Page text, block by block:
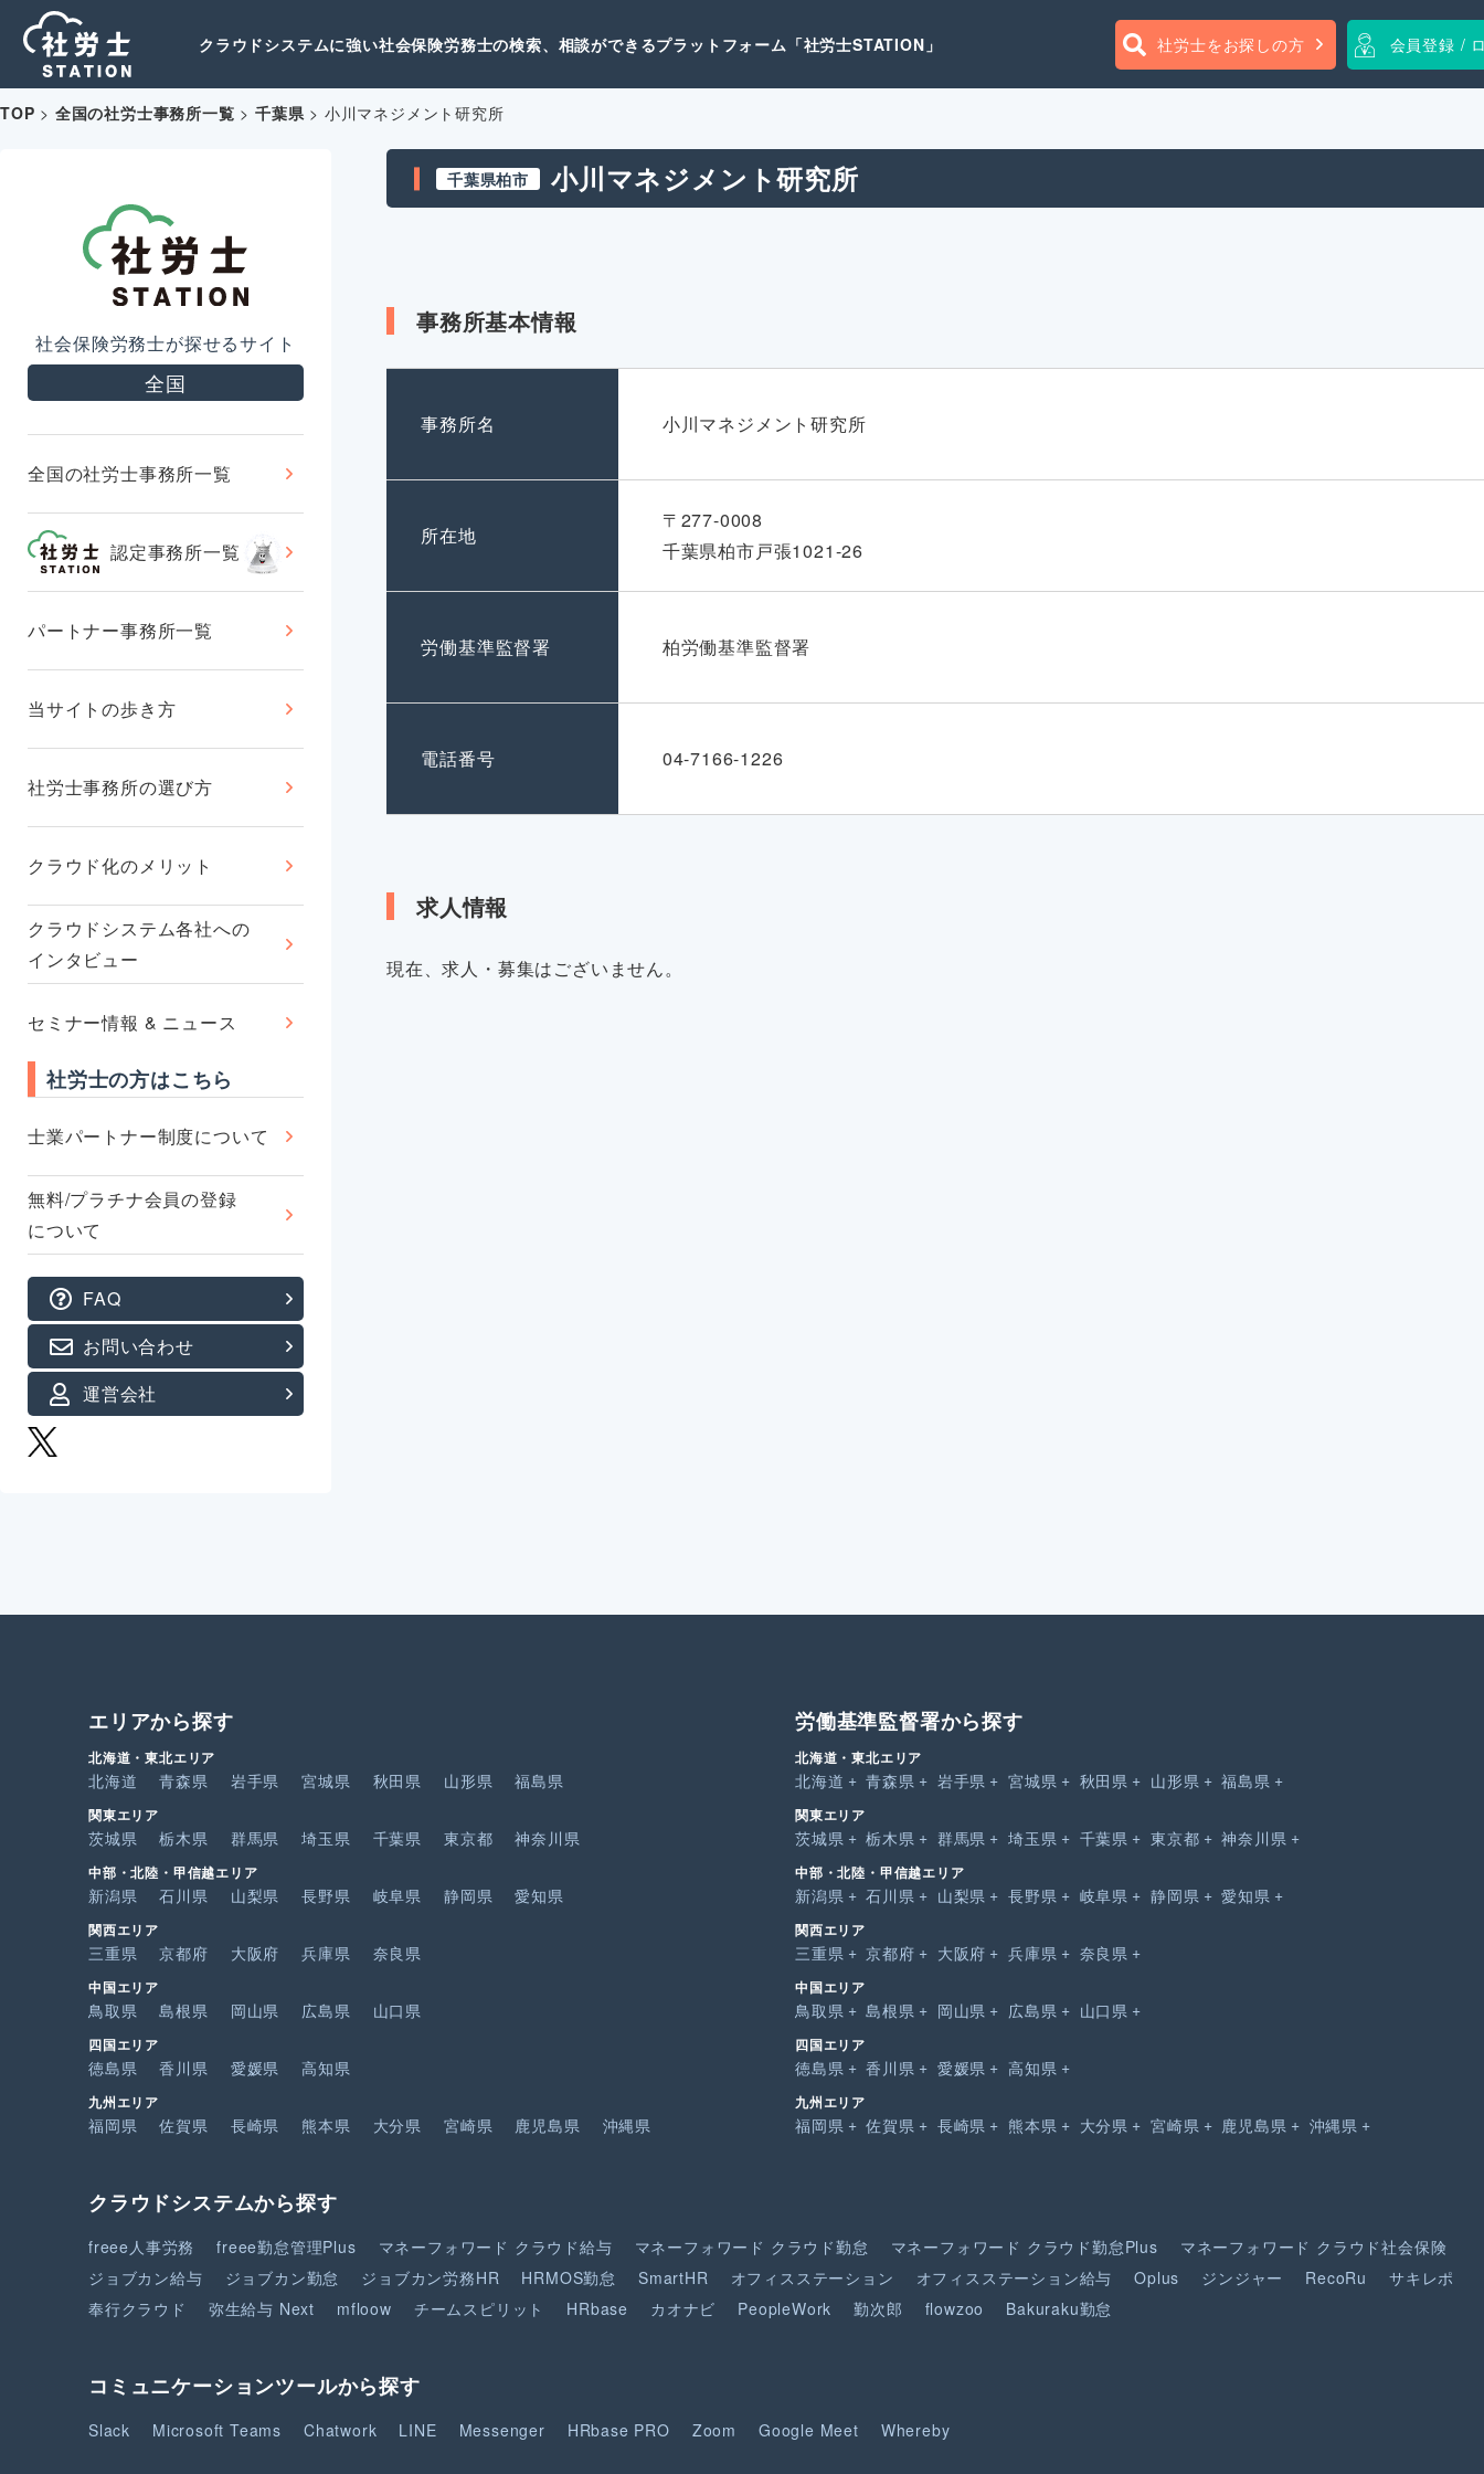
クラウドシステムに強い社会保険労務士の検索、相談ができるプラットフォーム「社労士STATION」 社労士をお探しの方 会員登録 /
TOP > 全国の社労士事務所一覧 >千葉県> 小川マネジメント研究所
社会保険労務士が探せるサイト
全国
全国の社労士事務所一覧
認定事務所一覧
パートナー事務所一覧
当サイトの歩き方
社労士事務所の選び方
クラウド化のメリット
クラウドシステム各社への
インタビュー
セミナー情報 & ニュース
社労士の方はこちら
士業パートナー制度について
無料/プラチナ会員の登録
について
FAQ
お問い合わせ
運営会社
千葉県柏市 小川マネジメント研究所
事務所基本情報
事務所名 小川マネジメント研究所
所在地
〒277-0008
千葉県柏市戸張1021-26
労働基準監督署 柏労働基準監督署
電話番号 04-7166-1226
求人情報
現在、求人・募集はございません。
エリアから探す
北海道・東北エリア
北海道 青森県 岩手県 宮城県 秋田県 山形県 福島県
関東エリア
茨城県 栃木県 群馬県 埼玉県 千葉県 東京都 神奈川県
中部・北陸・甲信越エリア
新潟県 石川県 山梨県 長野県 岐阜県 静岡県 愛知県
関西エリア
三重県 京都府 大阪府 兵庫県 奈良県
中国エリア
鳥取県 島根県 岡山県 広島県 山口県
四国エリア
徳島県 香川県 愛媛県 高知県
九州エリア
福岡県 佐賀県 長崎県 熊本県 大分県 宮崎県 鹿児島県 沖縄県
労働基準監督署から探す
北海道・東北エリア
北海道 青森県 岩手県 宮城県 秋田県 山形県 福島県
関東エリア
茨城県 栃木県 群馬県 埼玉県 千葉県 東京都 神奈川県
中部・北陸・甲信越エリア
新潟県 石川県 山梨県 長野県 岐阜県 静岡県 愛知県
関西エリア
三重県 京都府 大阪府 兵庫県 奈良県
中国エリア
鳥取県 島根県 岡山県 広島県 山口県
四国エリア
徳島県 香川県 愛媛県 高知県
九州エリア
福岡県 佐賀県 長崎県 熊本県 大分県 宮崎県 鹿児島県 沖縄県
クラウドシステムから探す
freee人事労務 freee勤怠管理Plus マネーフォワード クラウド給与 マネーフォワード クラウド勤怠 マネーフォワード クラウド勤怠Plus マネーフォワード クラウド社会保険
ジョブカン給与
ジョブカン勤怠 ジョブカン労務HR HRMOS勤怠 SmartHR オフィスステーション オフィスステーション給与 Oplus ジンジャー RecoRu
サキレポ
奉行クラウド
弥生給与 Next mfloow チームスピリット HRbase カオナビ PeopleWork 勤次郎 flowzoo Bakuraku勤怠
コミュニケーションツールから探す
Slack Microsoft Teams Chatwork LINE Messenger HRbase PRO Zoom Google Meet Whereby